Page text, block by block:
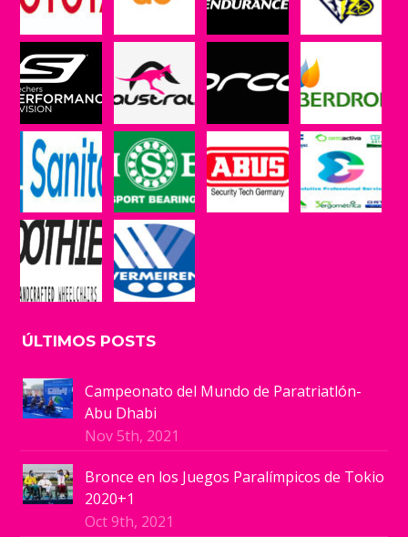
ÚLTIMOS POSTS
Campeonato del Mundo de Paratriatlón-
Abu Dhabi
Nov 5th, 2021
Bronce en los Juegos Paralímpicos de Tokio
2020+1
Oct 9th, 2021